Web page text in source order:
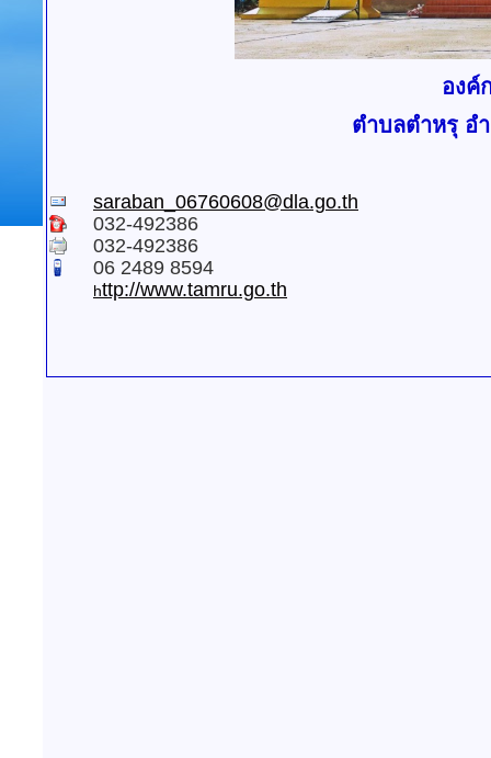
องค์
ตำบลตำหรุ อ
saraban_06760608@dla.go.th
032-492386
032-492386
06 2489 8594
http://www.tamru.go.th